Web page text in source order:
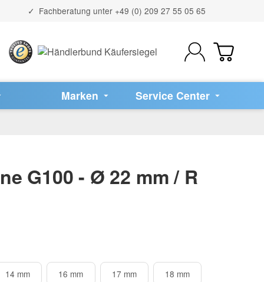
Fachberatung unter +49 (0) 209 27 55 05 65
Marken Service Center
G100 - Ø 22 mm / R
14 mm 16 mm 17 mm 18 mm